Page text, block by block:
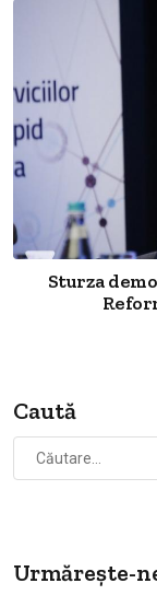
Sturza
Caută
după:
Urmărește-